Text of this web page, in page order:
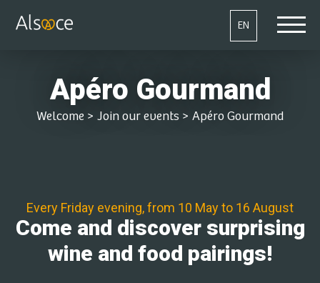
EN
Apéro Gourmand
Welcome > Join our events > Apéro Gourmand
Every Friday evening, from 10 May to 16 August
Come and discover surprising
wine and food pairings!